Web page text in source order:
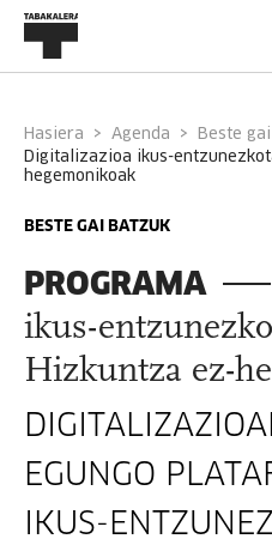
Hasiera Agenda
Beste
digitalizazioa ikus-entzunezkotan eta hizkuntza ez-
hegemonikoak
BESTE GAI BATZUK
PROGRAMA
ikus-
Hizkuntza ez-
EGUNGO
IKUS-